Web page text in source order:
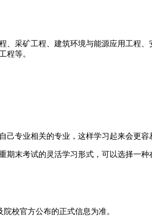
采矿工程、建筑环境与能源应用工程
程等。
专业相关的专业，这样学习起来会更容
末考试的灵活学习形式，可以选择一
校官方公布的正式信息为准。